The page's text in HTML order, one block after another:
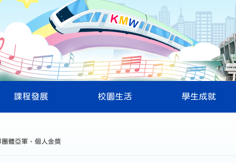
課程發展 校園生活 學生成就
體亞軍、個人金獎